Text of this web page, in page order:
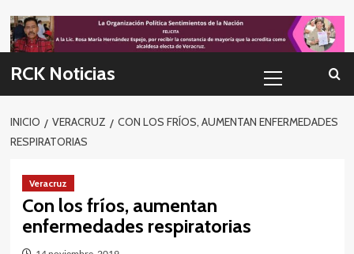
to
content
RCK Noticias
primario
INICIO VERACRUZ
CON LOS FRÍOS, AUMENTAN ENFERMEDADES
RESPIRATORIAS
Veracruz
Con los fríos, aumentan
enfermedades respiratorias